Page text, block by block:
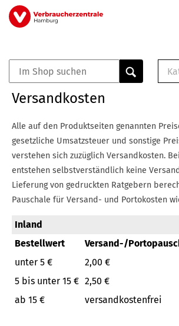
Direkt
zum
0
Versandkosten
Alle auf den Produktseiten genannten
gesetzliche Umsatzsteuer und sonstige
verstehen sich zuzüglich Versandkosten.
entstehen selbstverständlich keine
Lieferung von gedruckten Ratgebern
Pauschale für Versand- und Portokosten
Inland
Bestellwert
Versand-/
unter 5 €
2,00 €
5 bis unter 15 € 2,50 €
ab 15 €
versandkostenfrei